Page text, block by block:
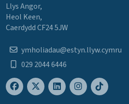
Llys Angor,
Heol Keen,
Caerdydd CF24 5JW
ymholiadau@estyn.llyw.cymru
029 2044 6446